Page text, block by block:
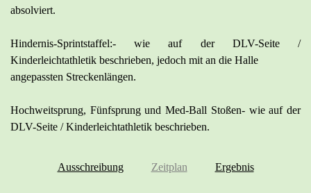
absolviert.
Hindernis-Sprintstaffel:- wie auf der DLV-Seite /
Kinderleichtathletik beschrieben, jedoch mit an die Halle
angepassten Streckenlängen.
Hochweitsprung, Fünfsprung und Med-Ball Stoßen- wie auf der
DLV-Seite / Kinderleichtathletik beschrieben.
Ausschreibung Zeitplan Ergebnis